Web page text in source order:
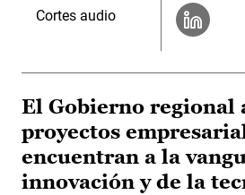
Cortes audio
El Gobierno regional
proyectos
encuentran a la
innovación y de la